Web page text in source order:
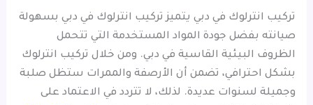
تركيب انترلوك في دبي يتميز تركيب انترلوك في دبي بسهولة
صيانته بفضل جودة المواد المستخدمة التي تتحمل
الظروف البيئية القاسية في دبي. ومن خلال تركيب انترلوك
بشكل احترافي، تضمن أن الأرصفة والممرات ستظل صلبة
وجميلة لسنوات عديدة. لذلك، لا تتردد في الاعتماد على